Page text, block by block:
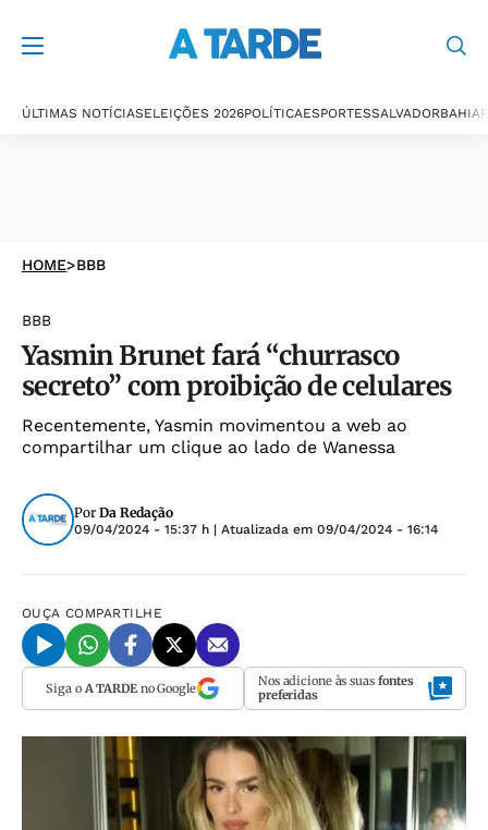
ÚLTIMAS NOTÍCIASELEIÇÕES 2026POLÍTICAESPORTESSALVADORBAHIA
HOME>BBB
BBB
Yasmin Brunet fará “churrasco
secreto” com proibição de celulares
Recentemente, Yasmin movimentou a web ao
compartilhar um clique ao lado de Wanessa
Por Da Redação
09/04/2024 - 15:37 h | Atualizada em 09/04/2024 - 16:14
OUÇA COMPARTILHE
Siga o A TARDEno Google Nos adicione às suas fontes
preferidas